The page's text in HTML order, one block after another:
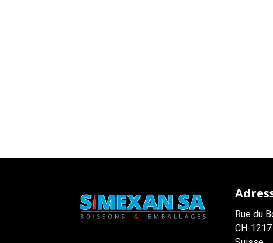
Rue du
CH-